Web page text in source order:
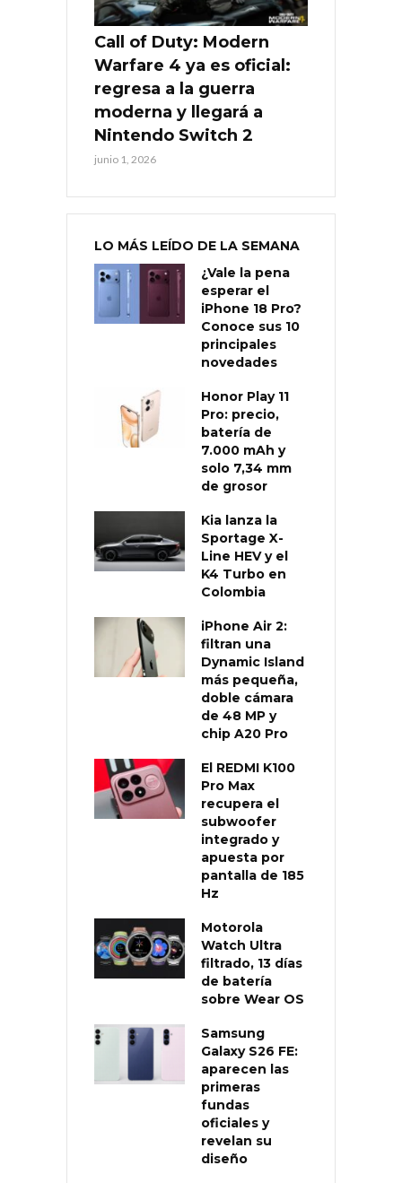
Call of Duty: Modern
Warfare 4 ya es oficial:
regresa a la guerra
moderna y llegará a
Nintendo Switch 2
junio 1, 2026
LO MÁS LEÍDO DE LA SEMANA
¿Vale la pena
esperar el
iPhone 18 Pro?
Conoce sus 10
principales
novedades
Honor Play 11
Pro: precio,
batería de
7.000 mAh y
solo 7,34 mm
de grosor
Kia lanza la
Sportage X-
Line HEV y el
K4 Turbo en
Colombia
iPhone Air 2:
filtran una
Dynamic Island
más pequeña,
doble cámara
de 48 MP y
chip A20 Pro
El REDMI K100
Pro Max
recupera el
subwoofer
integrado y
apuesta por
pantalla de 185
Hz
Motorola
Watch Ultra
filtrado, 13 días
de batería
sobre Wear OS
Samsung
Galaxy S26 FE:
aparecen las
primeras
fundas
oficiales y
revelan su
diseño